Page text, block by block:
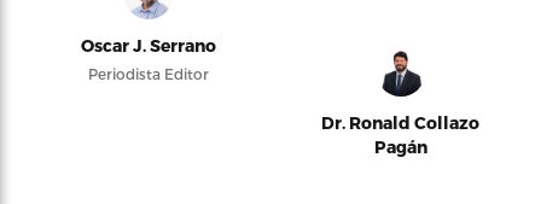
Oscar J. Serrano
Periodista Editor
Dr. Ronald Collazo
Pagán